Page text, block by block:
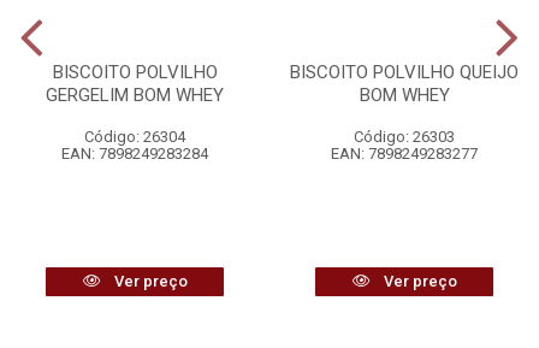
BISCOITO POLVILHO
GERGELIM BOM WHEY
Código: 26304
EAN: 7898249283284
Ver preço
BISCOITO POLVILHO QUEIJO
BOM WHEY
Código: 26303
EAN: 7898249283277
Ver preço